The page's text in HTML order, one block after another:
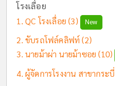
โรงเลื่อย
QC โรงเลื่อย(3) New
ขับรถโฟล์คลิฟท์(2)
นายม้าผ่า นายม้าซอย(10)
ผู้จัดการโรงงาน สาขากระบี่